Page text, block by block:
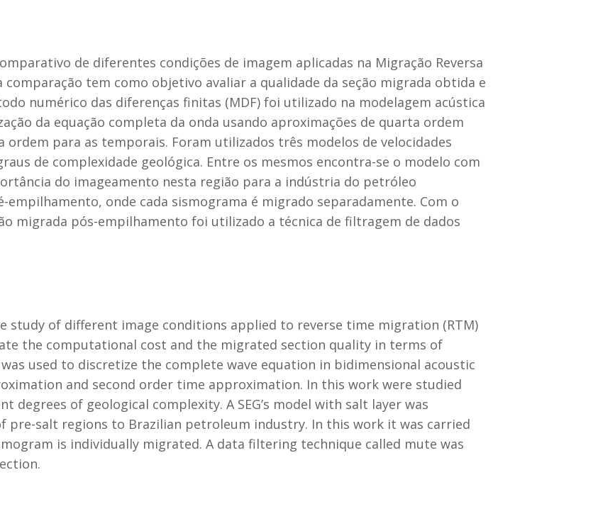
de diferentes condições de imagem aplicadas na Migração Reversa
comparação tem como objetivo avaliar a qualidade da seção migrada obtida e
numérico das diferenças finitas (MDF) foi utilizado na modelagem acústica
da equação completa da onda usando aproximações de quarta ordem
ordem para as temporais. Foram utilizados três modelos de velocidades
de complexidade geológica. Entre os mesmos encontra-se o modelo com
do imageamento nesta região para a indústria do petróleo
onde cada sismograma é migrado separadamente. Com o
migrada pós-empilhamento foi utilizado a técnica de filtragem de dados
study of different image conditions applied to reverse time migration (RTM)
the computational cost and the migrated section quality in terms of
used to discretize the complete wave equation in bidimensional acoustic
and second order time approximation. In this work were studied
degrees of geological complexity. A SEG’s model with salt layer was
pre-salt regions to Brazilian petroleum industry. In this work it was carried
is individually migrated. A data filtering technique called mute was